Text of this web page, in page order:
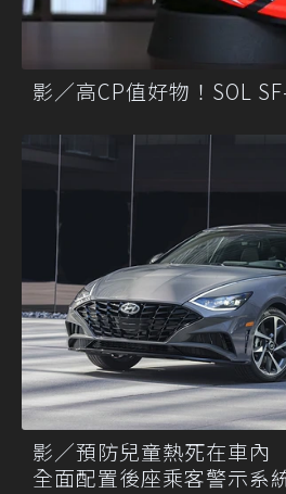
影／高CP值好物！SOL
影／預防兒童熱死在車
全面配置後座乘客警示系